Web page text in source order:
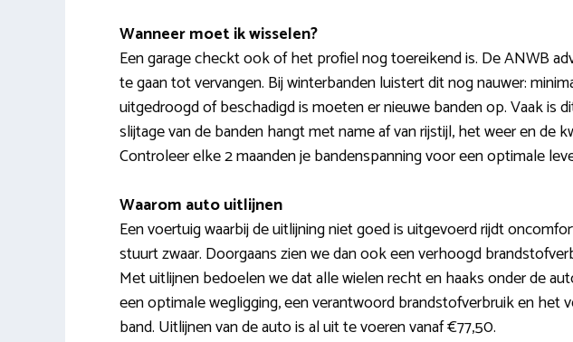
Wanneer moet ik wisselen?
Een garage checkt ook of het profiel nog toereikend is. De ANWB
te gaan tot vervangen. Bij winterbanden luistert dit nog nauwer:
uitgedroogd of beschadigd is moeten er nieuwe banden op. Vaak is
slijtage van de banden hangt met name af van rijstijl, het weer en de
Controleer elke 2 maanden je bandenspanning voor een optimale
Waarom auto uitlijnen
Een voertuig waarbij de uitlijning niet goed is uitgevoerd rijdt
stuurt zwaar. Doorgaans zien we dan ook een verhoogd
Met uitlijnen bedoelen we dat alle wielen recht en haaks onder de
een optimale wegligging, een verantwoord brandstofverbruik en het
band. Uitlijnen van de auto is al uit te voeren vanaf €77,50.